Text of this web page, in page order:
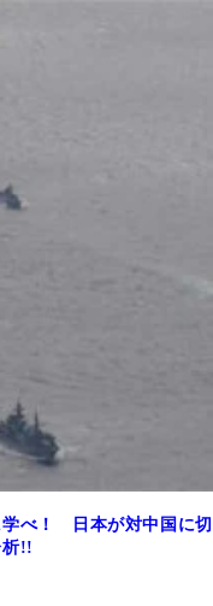
学べ！ 日本が対中国に切
析!!